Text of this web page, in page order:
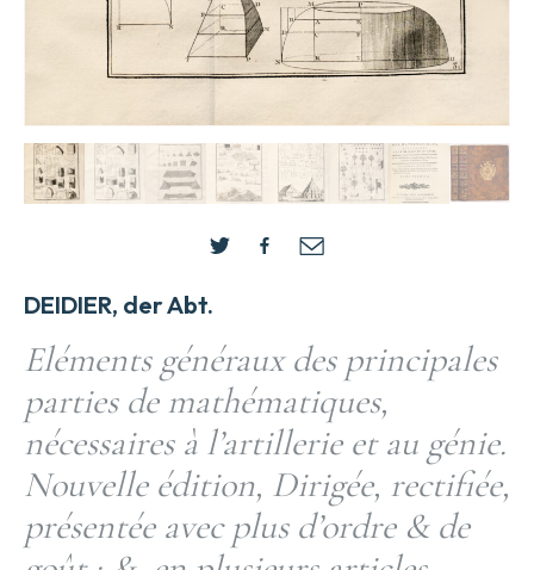
DEIDIER, der Abt.
Eléments généraux des principales
parties de mathématiques,
nécessaires à l’artillerie et au génie.
Nouvelle édition, Dirigée, rectifiée,
présentée avec plus d’ordre & de